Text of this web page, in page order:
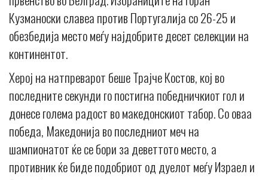
Кузманоски славеа против Португалија со 26-25 и
обезбедија место меѓу најдобрите десет селекции на
континентот.
Херој на натпреварот беше Трајче Костов, кој во
последните секунди го постигна победничкиот гол и
донесе голема радост во македонскиот табор. Со оваа
победа, Македонија во последниот меч на
шампионатот ќе се бори за деветтото место, а
противник ќе биде подобриот од дуелот меѓу Израел и